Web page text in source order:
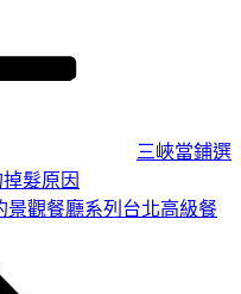
三峽當鋪選
髮原因
景觀餐廳系列台北高級餐